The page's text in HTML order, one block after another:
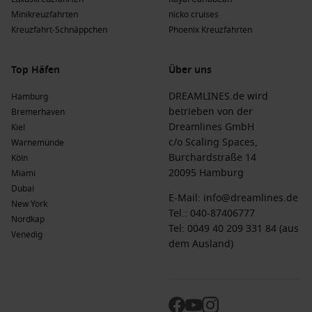
bietet elegante Kreuzfahrterlebnisse mit hohem Service-
Standard; häufige Abfahrten erfolgen vonBarcelona
Die Vorteile einer Kreuzfahrt nach Bari zu
verschiedenen Zeiten des Jahres
Frühling(
: Temperaturen zwischen 10 °C
und 25 °C. Eine ideale Zeit, um die Stadt zu erkunden, mit
blühender Natur und mildem Klima.
Sommer
: Temperaturen zwischen 20 °C
und 34 °C. Diese Zeit ist ideal für Strandbesuche und das
Genießen der mediterranen Sonne.
Herbst
November): Temperaturen
zwischen 13 °C und 28 °C. Mildes Wetter und weniger
Touristen machen den Herbst optimal für Erkundungen.
für kulturelle Erlebnisse und um die lokale Atmosphäre zu
Minikreuzfahrten
Kreuzfahrt-Schnäppchen
nicko cruises
Phoenix Kreuzfahrten
Top Häfen
Hamburg
Bremerhaven
Kiel
Warnemünde
Köln
Miami
Dubai
New York
Nordkap
Venedig
Über uns
DREAMLINES.de wird
betrieben von der
Dreamlines GmbH
c/o Scaling Spaces,
Burchardstraße 14
20095 Hamburg
E-Mail: info@dreamlines.de
Tel.: 040-87406777
Tel: 0049 40 209 331 84 (aus
dem Ausland)